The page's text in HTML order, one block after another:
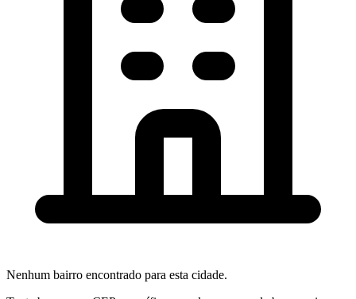
Nenhum bairro encontrado para esta cidade.